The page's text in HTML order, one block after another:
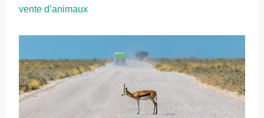
vente d’animaux